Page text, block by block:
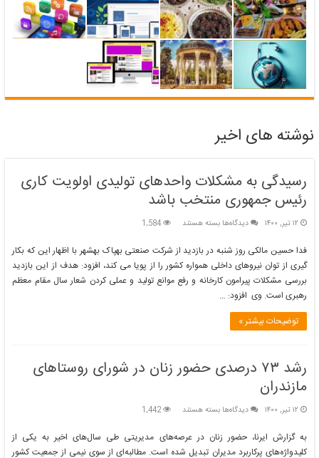
نوشته های اخیر
رسیدگی به مشکلات واحدهای تولیدی اولویت کاری
رئیس جمهوری منتخب باشد
۱۲ تیر, ۱۴۰۰ دیدگاه‌هابرای
به
مشکلات
واحدهای
تولیدی
اولویت
بسته هستند 1,584
فدا حسین مالکی روز شنبه در بازدید از شرکت صنعتی بهپاک بهشهر با اظهار این که بکار
گیری از توان نیروهای داخلی همواره کشور را از پویا می کند، افزود: هدف از این بازدید
بررسی مشکلات پیرامون کارخانه و رفع موانع تولید و عملی کردن شعار سال مقام معظم
رهبری است. وی افزود: …
توضیحات بیشتر »
رشد ۷۳ درصدی حضور زنان در شورای روستاهای
مازندران
۱۲ تیر, ۱۴۰۰ دیدگاه‌هابرای
۷۳
درصدی
بسته هستند 1,442
به گزارش ایرنا، حضور زنان در عرصه‌های مدیریتی طی سال‌های اخیر به یکی از
کلیدواژه‌های پرکاربرد مدیران تبدیل شده است. مطالبه‌ای از سوی نیمی از جمعیت کشور